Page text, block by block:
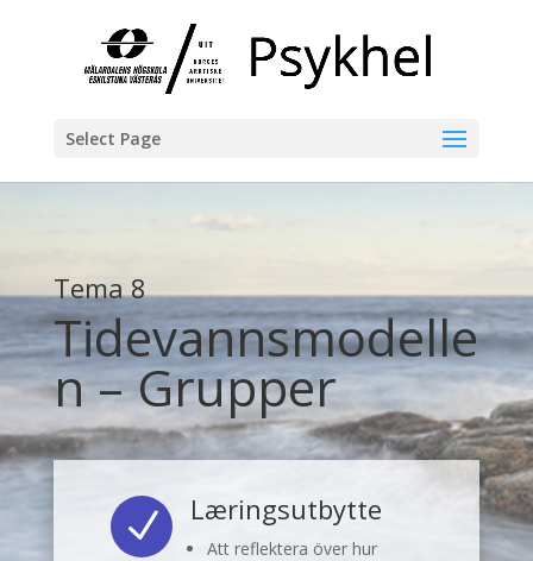
Select Page
Tema 8
Tidevannsmodelle
n – Grupper
N Læringsutbytte
Att reflektera över hur